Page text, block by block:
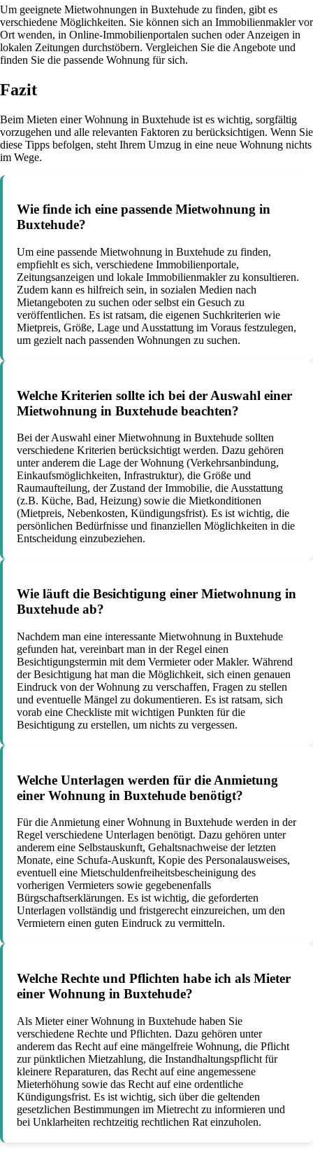
Um geeignete Mietwohnungen in Buxtehude zu finden, gibt es
verschiedene Möglichkeiten. Sie können sich an Immobilienmakler vor
Ort wenden, in Online-Immobilienportalen suchen oder Anzeigen in
lokalen Zeitungen durchstöbern. Vergleichen Sie die Angebote und
finden Sie die passende Wohnung für sich.
Fazit
Beim Mieten einer Wohnung in Buxtehude ist es wichtig, sorgfältig
vorzugehen und alle relevanten Faktoren zu berücksichtigen. Wenn Sie
diese Tipps befolgen, steht Ihrem Umzug in eine neue Wohnung nichts
im Wege.
Wie finde ich eine passende Mietwohnung in
Buxtehude?
Um eine passende Mietwohnung in Buxtehude zu finden,
empfiehlt es sich, verschiedene Immobilienportale,
Zeitungsanzeigen und lokale Immobilienmakler zu konsultieren.
Zudem kann es hilfreich sein, in sozialen Medien nach
Mietangeboten zu suchen oder selbst ein Gesuch zu
veröffentlichen. Es ist ratsam, die eigenen Suchkriterien wie
Mietpreis, Größe, Lage und Ausstattung im Voraus festzulegen,
um gezielt nach passenden Wohnungen zu suchen.
Welche Kriterien sollte ich bei der Auswahl einer
Mietwohnung in Buxtehude beachten?
Bei der Auswahl einer Mietwohnung in Buxtehude sollten
verschiedene Kriterien berücksichtigt werden. Dazu gehören
unter anderem die Lage der Wohnung (Verkehrsanbindung,
Einkaufsmöglichkeiten, Infrastruktur), die Größe und
Raumaufteilung, der Zustand der Immobilie, die Ausstattung
(z.B. Küche, Bad, Heizung) sowie die Mietkonditionen
(Mietpreis, Nebenkosten, Kündigungsfrist). Es ist wichtig, die
persönlichen Bedürfnisse und finanziellen Möglichkeiten in die
Entscheidung einzubeziehen.
Wie läuft die Besichtigung einer Mietwohnung in
Buxtehude ab?
Nachdem man eine interessante Mietwohnung in Buxtehude
gefunden hat, vereinbart man in der Regel einen
Besichtigungstermin mit dem Vermieter oder Makler. Während
der Besichtigung hat man die Möglichkeit, sich einen genauen
Eindruck von der Wohnung zu verschaffen, Fragen zu stellen
und eventuelle Mängel zu dokumentieren. Es ist ratsam, sich
vorab eine Checkliste mit wichtigen Punkten für die
Besichtigung zu erstellen, um nichts zu vergessen.
Welche Unterlagen werden für die Anmietung
einer Wohnung in Buxtehude benötigt?
Für die Anmietung einer Wohnung in Buxtehude werden in der
Regel verschiedene Unterlagen benötigt. Dazu gehören unter
anderem eine Selbstauskunft, Gehaltsnachweise der letzten
Monate, eine Schufa-Auskunft, Kopie des Personalausweises,
eventuell eine Mietschuldenfreiheitsbescheinigung des
vorherigen Vermieters sowie gegebenenfalls
Bürgschaftserklärungen. Es ist wichtig, die geforderten
Unterlagen vollständig und fristgerecht einzureichen, um den
Vermietern einen guten Eindruck zu vermitteln.
Welche Rechte und Pflichten habe ich als Mieter
einer Wohnung in Buxtehude?
Als Mieter einer Wohnung in Buxtehude haben Sie
verschiedene Rechte und Pflichten. Dazu gehören unter
anderem das Recht auf eine mängelfreie Wohnung, die Pflicht
zur pünktlichen Mietzahlung, die Instandhaltungspflicht für
kleinere Reparaturen, das Recht auf eine angemessene
Mieterhöhung sowie das Recht auf eine ordentliche
Kündigungsfrist. Es ist wichtig, sich über die geltenden
gesetzlichen Bestimmungen im Mietrecht zu informieren und
bei Unklarheiten rechtzeitig rechtlichen Rat einzuholen.